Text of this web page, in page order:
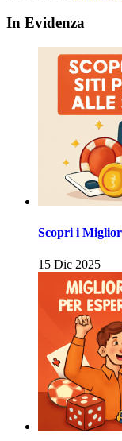
In Evidenza
Scopri i
15 Dic 2025